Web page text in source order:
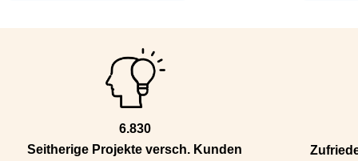
6.830
Seitherige Projekte versch. Kunden